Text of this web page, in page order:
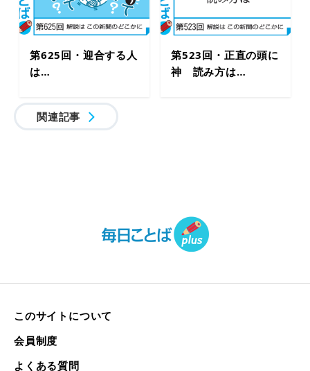
第625回・迎合する人
は…
第523回・正直の頭に
神 読み方は…
関連記事
このサイトについて
会員制度
よくある質問